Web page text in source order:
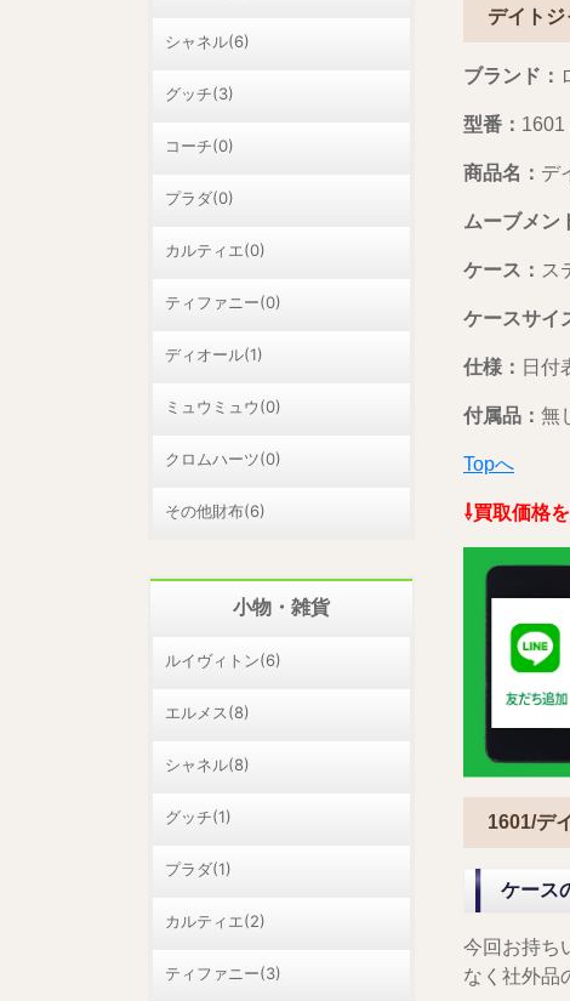
デイト
ブランド：
型番： 1601
商品名： デ
ムーブメン
ケース： ス
ケースサイ
仕様： 日付
付属品： 無
Topへ
⇩買取価格
1601/デ
ケース
今回お持ち
なく社外品
シャネル(6)
グッチ(3)
コーチ(0)
プラダ(0)
カルティエ(0)
ティファニー(0)
ディオール(1)
ミュウミュウ(0)
クロムハーツ(0)
その他財布(6)
小物・雑貨
ルイヴィトン(6)
エルメス(8)
シャネル(8)
グッチ(1)
プラダ(1)
カルティエ(2)
ティファニー(3)